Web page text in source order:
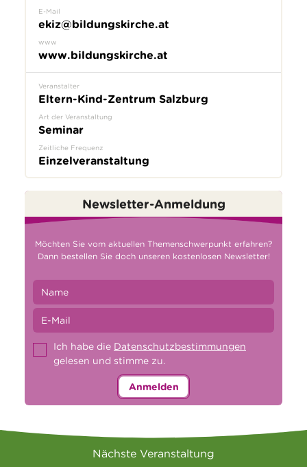
E-Mail
ekiz@bildungskirche.at
www
www.bildungskirche.at
Veranstalter
Eltern-Kind-Zentrum Salzburg
Art der Veranstaltung
Seminar
Zeitliche Frequenz
Einzelveranstaltung
Newsletter-Anmeldung
Möchten Sie vom aktuellen Themenschwerpunkt erfahren?
Dann bestellen Sie doch unseren kostenlosen Newsletter!
Ich habe die Datenschutzbestimmungen
gelesen und stimme zu.
Anmelden
Nächste Veranstaltung